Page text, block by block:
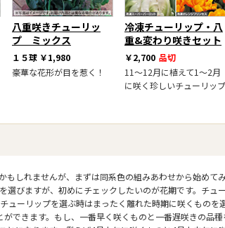
八重咲きチューリッ
プ ミックス
１５球 ￥1,980
豪華な花形が目を惹く！
冷凍チューリップ・八
重&変わり咲きセット
￥2,700 品切
11～12月に植えて1～2月
に咲く珍しいチューリップ
もしれませんが、まずは同系色の組みあわせから始めて
選びますが、初めにチェックしたいのが花期です。チュ
ューリップを選ぶ時はまったく離れた時期に咲くものを
できます。もし、一番早く咲くものと一番遅咲きの品